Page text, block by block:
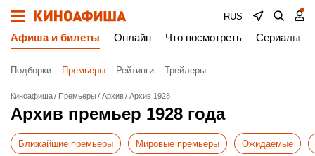
RUS
Афиша и билеты Онлайн Что посмотреть Сериалы
Подборки Премьеры Рейтинги Трейлеры
Киноафиша Премьеры Архив Архив 1928
Архив премьер 1928 года
Ближайшие премьеры Мировые премьеры Ожидаемые